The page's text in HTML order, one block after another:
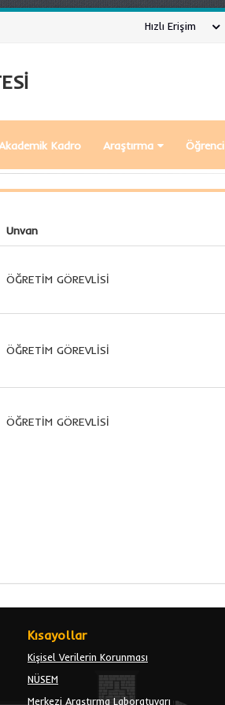
Hızlı Erişim
Kadro Araştırma Öğrenci
Unvan
ÖĞRETİM GÖREVLİSİ
ÖĞRETİM GÖREVLİSİ
ÖĞRETİM GÖREVLİSİ
Kısayollar
Kişisel Verilerin Korunması
NÜSEM
Merkezi Araştırma Laboratuvarı